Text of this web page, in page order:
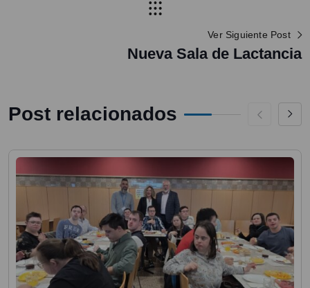
Ver Siguiente Post
Nueva Sala de Lactancia
Post relacionados